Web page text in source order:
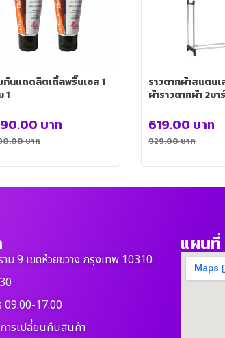
กันแดดลิตเติ้ลพริ๊นเซส 1
1
บาท
บาท
ราวตากผ้าสแตน
ผ้าราวตากผ้า 2บาร์
929.00บาท
619.00 บาท
ม 9 เขตห้วยขวาง กรุงเทพ 10310
09.00-17.00
ารเปลี่ยนคืนสินค้า
แผนที่